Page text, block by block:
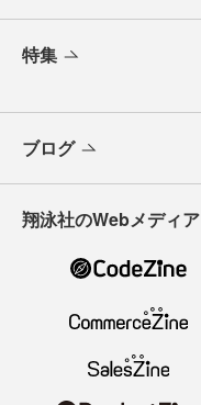
特集
ブログ
翔泳社のWebメディア